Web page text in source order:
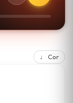
♩ Cor